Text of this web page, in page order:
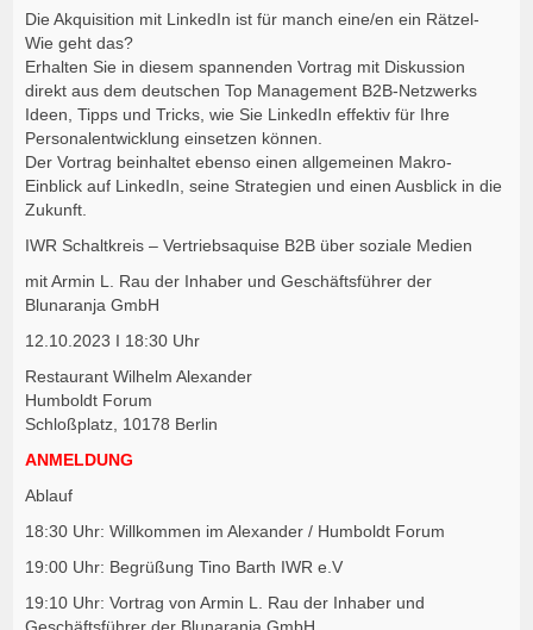
Die Akquisition mit LinkedIn ist für manch eine/en ein Rätzel-
Wie geht das?
Erhalten Sie in diesem spannenden Vortrag mit Diskussion
direkt aus dem deutschen Top Management B2B-Netzwerks
Ideen, Tipps und Tricks, wie Sie LinkedIn effektiv für Ihre
Personalentwicklung einsetzen können.
Der Vortrag beinhaltet ebenso einen allgemeinen Makro-
Einblick auf LinkedIn, seine Strategien und einen Ausblick in die
Zukunft.
IWR Schaltkreis – Vertriebsaquise B2B über soziale Medien
mit Armin L. Rau der Inhaber und Geschäftsführer der
Blunaranja GmbH
12.10.2023 I 18:30 Uhr
Restaurant Wilhelm Alexander
Humboldt Forum
Schloßplatz, 10178 Berlin
ANMELDUNG
Ablauf
18:30 Uhr: Willkommen im Alexander / Humboldt Forum
19:00 Uhr: Begrüßung Tino Barth IWR e.V
19:10 Uhr: Vortrag von Armin L. Rau der Inhaber und